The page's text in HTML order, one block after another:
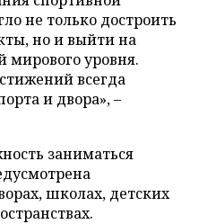
не только достроить
но и выйти на
мирового уровня.
всегда
и двора», –
заниматься
школах, детских